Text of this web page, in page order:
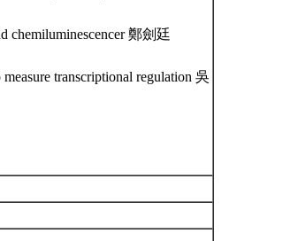
chemiluminescencer 鄭劍廷
transcriptional regulation 吳